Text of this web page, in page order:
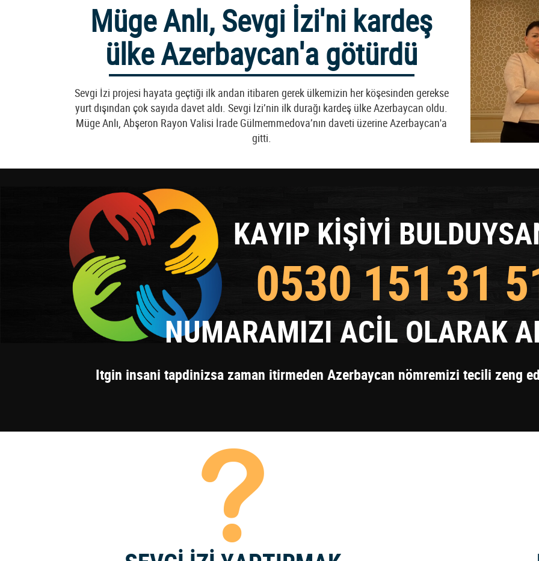
Müge Anlı, Sevgi İzi'ni kardeş
ülke Azerbaycan'a götürdü
Sevgi İzi projesi hayata geçtiği ilk andan itibaren gerek ülkemizin her köşesinden gerekse
yurt dışından çok sayıda davet aldı. Sevgi İzi’nin ilk durağı kardeş ülke Azerbaycan oldu.
Müge Anlı, Abşeron Rayon Valisi İrade Gülmemmedova’nın daveti üzerine Azerbaycan'a
gitti.
KAYIP KİŞİYİ
0530 151 31
NUMARAMIZI ACİL OLARAK
Itgin insani tapdinizsa zaman itirmeden Azerbaycan nömremizi tecili zeng